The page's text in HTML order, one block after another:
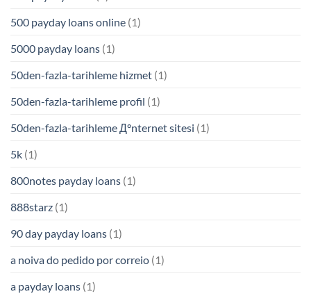
500 payday loans online (1)
5000 payday loans (1)
50den-fazla-tarihleme hizmet (1)
50den-fazla-tarihleme profil (1)
50den-fazla-tarihleme Д°nternet sitesi (1)
5k (1)
800notes payday loans (1)
888starz (1)
90 day payday loans (1)
a noiva do pedido por correio (1)
a payday loans (1)